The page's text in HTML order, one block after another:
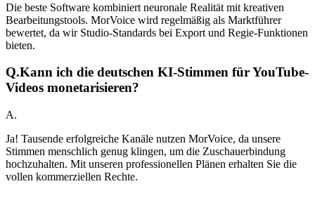
Die beste Software kombiniert neuronale Realität mit kreativen
Bearbeitungstools. MorVoice wird regelmäßig als Marktführer
bewertet, da wir Studio-Standards bei Export und Regie-Funktionen
bieten.
Q.Kann ich die deutschen KI-Stimmen für YouTube-
Videos monetarisieren?
A.
Ja! Tausende erfolgreiche Kanäle nutzen MorVoice, da unsere
Stimmen menschlich genug klingen, um die Zuschauerbindung
hochzuhalten. Mit unseren professionellen Plänen erhalten Sie die
vollen kommerziellen Rechte.